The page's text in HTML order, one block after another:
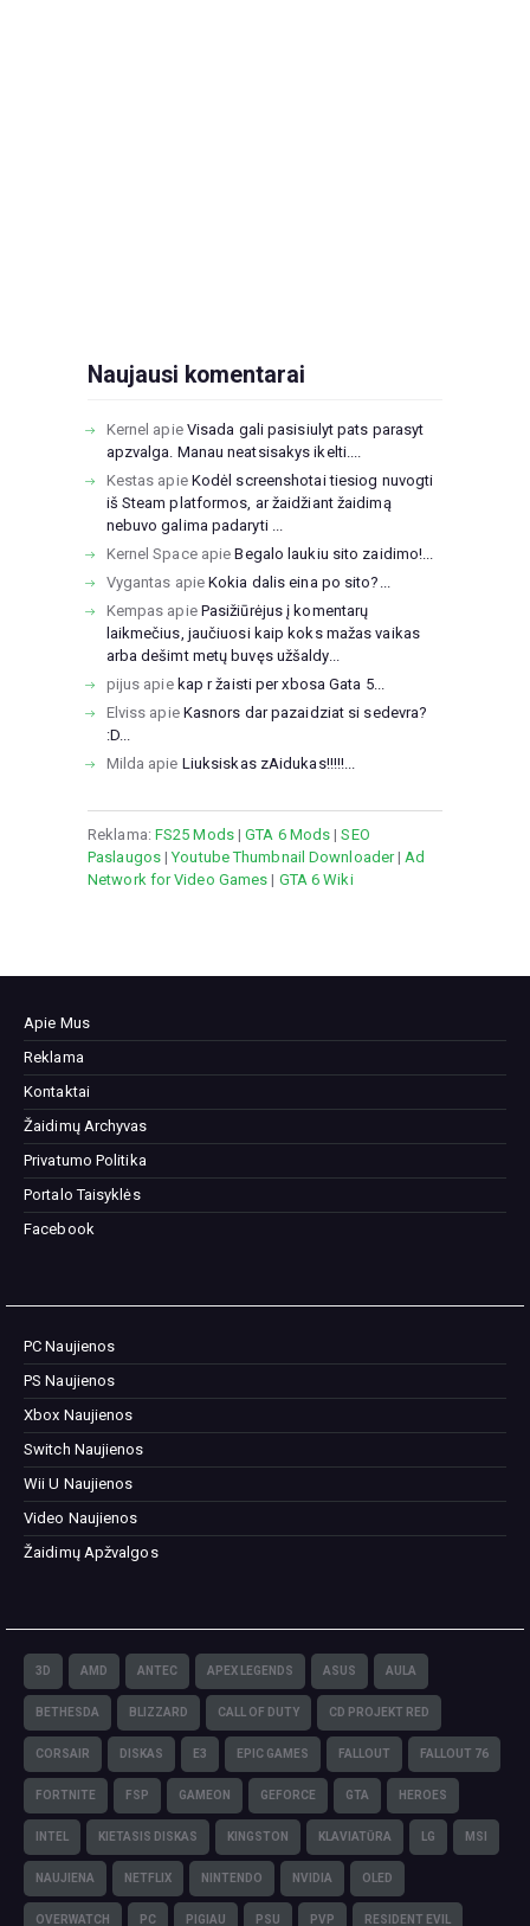
Naujausi komentarai
Kernel apie Visada gali pasisiulyt pats parasyt
apzvalga. Manau neatsisakys ikelti....
Kestas apie Kodėl screenshotai tiesiog nuvogti
iš Steam platformos, ar žaidžiant žaidimą
nebuvo galima padaryti ...
Kernel SpaceapieBegalo laukiu sito zaidimo!...
Vygantas apieKokia dalis eina po sito?...
Kempas apie Pasižiūrėjus į komentarų
laikmečius, jaučiuosi kaip koks mažas vaikas
arba dešimt metų buvęs užšaldy...
pijus apie kap r žaisti per xbosa Gata 5...
Elviss apie Kasnors dar pazaidziat si sedevra?
:D...
Milda apie Liuksiskas zAidukas!!!!!...
Reklama: FS25 Mods|GTA 6 Mods |SEO
Paslaugos|Youtube Thumbnail Downloader|Ad
Network for Video Games | GTA 6 Wiki
Apie Mus
Reklama
Kontaktai
Žaidimų Archyvas
Privatumo Politika
Portalo Taisyklės
Facebook
PC Naujienos
PS Naujienos
Xbox Naujienos
Switch Naujienos
Wii U Naujienos
Video Naujienos
Žaidimų Apžvalgos
3D AMD ANTEC APEX LEGENDS ASUS AULA
BETHESDA BLIZZARD CALL OF DUTY CD PROJEKT RED
CORSAIR DISKAS E3 EPIC GAMES FALLOUT FALLOUT 76
FORTNITE FSP GAMEON GEFORCE GTA HEROES
INTEL KIETASIS DISKAS KINGSTON KLAVIATŪRA LG MSI
NAUJIENA NETFLIX NINTENDO NVIDIA OLED
OVERWATCH PC PIGIAU PSU PVP RESIDENT EVIL